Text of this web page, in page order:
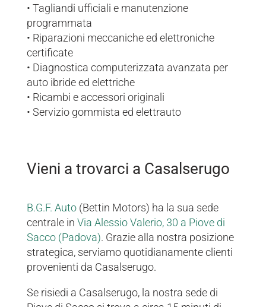
• Tagliandi ufficiali e manutenzione
programmata
• Riparazioni meccaniche ed elettroniche
certificate
• Diagnostica computerizzata avanzata per
auto ibride ed elettriche
• Ricambi e accessori originali
• Servizio gommista ed elettrauto
Vieni a trovarci a Casalserugo
B.G.F. Auto(Bettin Motors) ha la sua sede
centrale in Via Alessio Valerio, 30 a Piove di
Sacco (Padova). Grazie alla nostra posizione
strategica, serviamo quotidianamente clienti
provenienti da Casalserugo.
Se risiedi a Casalserugo, la nostra sede di